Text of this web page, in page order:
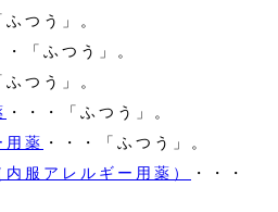
ふつう」。
・「ふつう」。
ふつう」。
・・・「ふつう」。
用薬 ・・・「ふつう」。
服アレルギー用薬）
・・・